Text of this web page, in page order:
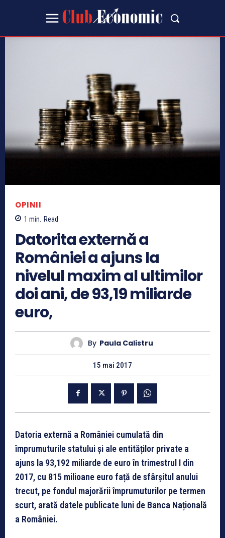
OPINII
1 min. Read
Datorita externă a
României a ajuns la
nivelul maxim al ultimilor
doi ani, de 93,19 miliarde
euro,
By Paula Calistru
15 mai 2017
Datoria externă a României cumulată din
împrumuturile statului și ale entităților private a
ajuns la 93,192 miliarde de euro în trimestrul I din
2017, cu 815 milioane euro față de sfârșitul anului
trecut, pe fondul majorării împrumuturilor pe termen
scurt, arată datele publicate luni de Banca Națională
a României.